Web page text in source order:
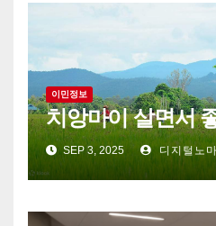
이민정보
치앙마이 살면서
SEP 3, 2025 디지털노